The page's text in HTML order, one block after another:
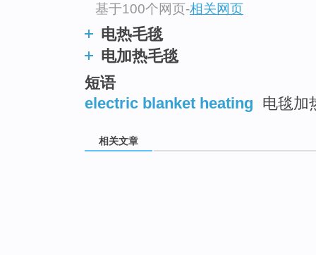
基于100个网页-相关网页
电热毛毯
电加热毛毯
短语
electric blanket heating 电毯加
相关文章